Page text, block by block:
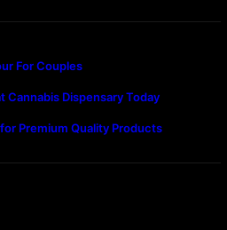
For Couples
Cannabis Dispensary Today
Premium Quality Products